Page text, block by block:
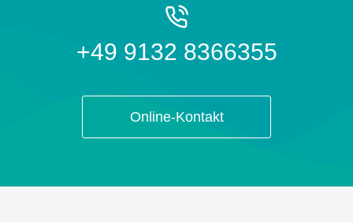
+49 9132 8366355
Online-Kontakt